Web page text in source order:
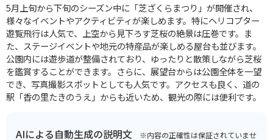
5月上旬から下旬のシーズン中に「芝ざくらまつり」が開催され、
様々なイベントやアクティビティが楽しめます。特にヘリコプター
遊覧飛行は人気で、上空から見下ろす芝桜の絶景は圧巻です。ま
た、ステージイベントや地元の特産品が楽しめる屋台も並びます。
公園内には遊歩道が整備されており、ゆったりと散策しながら芝桜
を鑑賞することができます。さらに、展望台からは公園全体を一望
でき、写真撮影スポットとしても人気です。アクセスも良く、道の
駅「香の里たきのうえ」からも近いため、観光の際には便利です。
AIによる自動生成の説明文 ※内容の正確性は保証されていませ